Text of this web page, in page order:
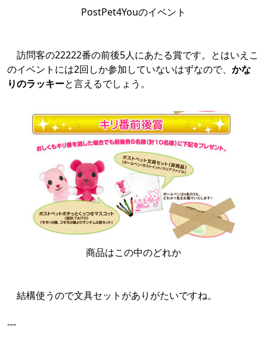
PostPet4Youのイベント
訪問客の22222番の前後5人にあたる賞です。とはいえこ
のイベントには2回しか参加していないはずなので、 かな
りのラッキーと言えるでしょう。
商品はこの中のどれか
結構使うので文具セットがありがたいですね。
---